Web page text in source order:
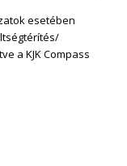
esetében
a KJK Compass